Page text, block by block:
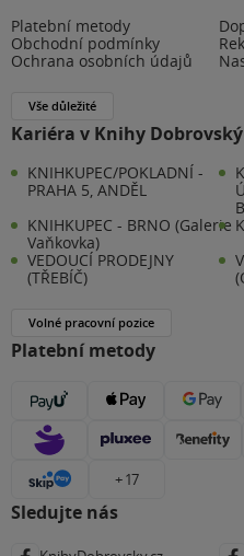
Platební metody
Obchodní podmínky
Ochrana osobních údajů
Vše důležité
Kariéra v Knihy Dobrovský
KNIHKUPEC/POKLADNÍ -
PRAHA 5, ANDĚL
KNIHKUPEC - BRNO (Galerie
Vaňkovka)
VEDOUCÍ PRODEJNY
(TŘEBÍČ)
Volné pracovní pozice
Platební metody
+ 17
Sledujte nás